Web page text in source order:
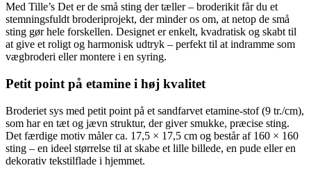
Med Tille’s Det er de små sting der tæller – broderikit får du et
stemningsfuldt broderiprojekt, der minder os om, at netop de små
sting gør hele forskellen. Designet er enkelt, kvadratisk og skabt til
at give et roligt og harmonisk udtryk – perfekt til at indramme som
vægbroderi eller montere i en syring.
Petit point på etamine i høj kvalitet
Broderiet sys med petit point på et sandfarvet etamine-stof (9 tr./cm),
som har en tæt og jævn struktur, der giver smukke, præcise sting.
Det færdige motiv måler ca. 17,5 × 17,5 cm og består af 160 × 160
sting – en ideel størrelse til at skabe et lille billede, en pude eller en
dekorativ tekstilflade i hjemmet.